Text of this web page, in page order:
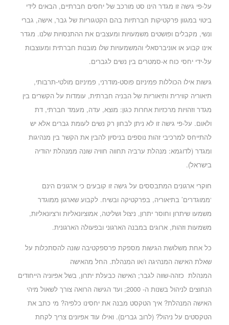
על-פי גישה זו מגדר הינו סט מורכב של יחסים חברתיים, הבאים לידי
ביטוי במגוון פרקטיקות חברתיות בהם הקטגוריות של גבר, אישה, גברי
ונשי, מקבלים ופושטים משמעויות ומעצבים את ההתנסויות שלנו. מגדר
אינו קבוע או אוניברסאלי והמשמעויות שלו מובנות חברתית ומעוצבות
על-ידי יחסי כוח א-סמטרים בין נשים לגברים.
גישות אילו הכוללות פמיניזם פוסט-מודרני, פמיניזם מולטי-תרבותי,
תיאוריה קווירית ותיאוריות של הבניה חברתית, עומדות על הקשרים בין
מגדר וזהויות מרכזיות אחרות כגון: מוצא, עדה, מעמד חברתי, דת
ולאום. על-פי גישה זו לא ניתן לבחון רק נשים לעומת גברים אלא יש
להתייחס למרכיבי זהות נוספים בניסיון להבין את הקשר בין מנהיגות
ומגדר (לדוגמא: מנהלת ערביה תחווה חוויה שונה ממנהלת יהודיה
בישראל).
חוקרי ארגונים המתבססים על גישה זו קובעים כי ארגונים הינם
‘ממוגדרים’ בתיאוריה, בפרקטיקה ובשיח. לקבוע שארגון ממוגדר
משמעו שיתרון וחוסר יתרון, ניצול ושליטה, אמוציונאליות ורציונאליות,
משמעות וזהות, ארוגים במבנה הארגוני ובפעולה הארגונית.
כל אחת משלושת הגישות מספקת פרספקטיבה שונה להסתכלות על
שאלת האישה המנהיגה ו/או המנהלת. החל מהאישה
המנהלת כזהה-שווה לגבר; האישה כבעלת יתרון, בשל אפיוניה הייחודים
הנחוצים לניהול בשנות ה- 2000; ועד הגישה הרואה צורך לשאול מיהי
האישה המנהלת? איך הטקסט מבנה את יחסינו כלפיה? מי כתב את
הטקסטים על ניהול? (לרוב גברים). ואילו עוד אפיונים צריך לקחת